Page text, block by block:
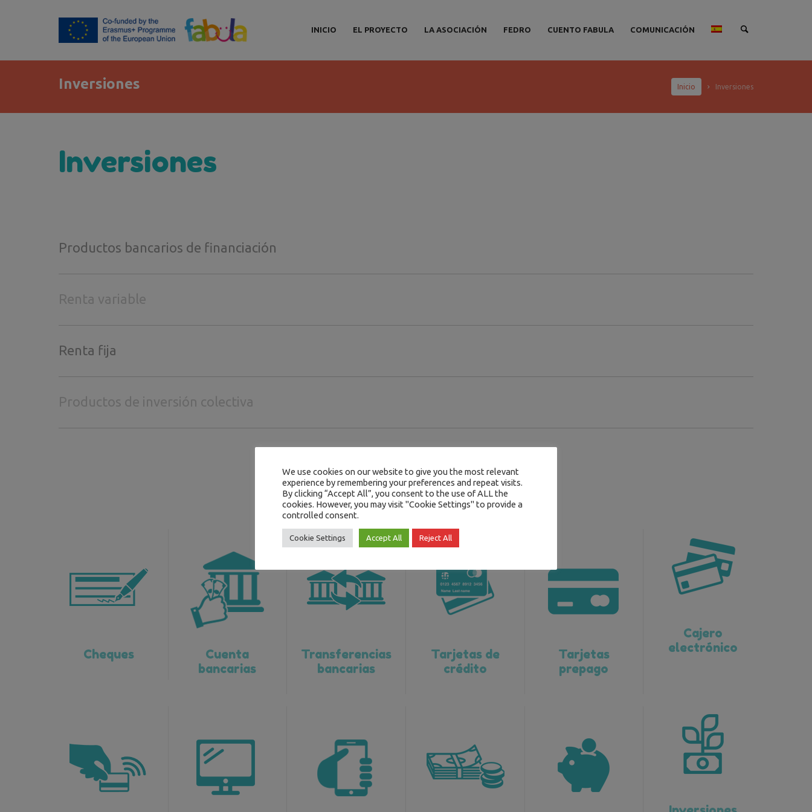
INICIO EL PROYECTO LA ASOCIACIÓN FEDRO CUENTO FABULA COMUNICACIÓN
Inicio Inversiones
Inversiones
Inversiones
Productos bancarios de financiación
Renta variable
Renta fija
Productos de inversión colectiva
MÁS INFORMACIÓN
Cheques
Cuenta
bancarias
Transferencias
bancarias
Tarjetas de
crédito
Tarjetas
prepago
Cajero
electrónico
We use cookies on our website to give you the most relevant
experience by remembering your preferences and repeat visits.
By clicking “Accept All”, you consent to the use of ALL the
cookies. However, you may visit "Cookie Settings" to provide a
controlled consent.
Cookie Settings Accept All Reject All